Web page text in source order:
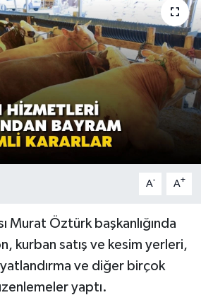
A- A+
Murat Öztürk başkanlığında
kurban satış ve kesim yerleri,
ve diğer birçok
yaptı.